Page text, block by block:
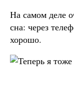
На самом деле
сна: через
хорошо.